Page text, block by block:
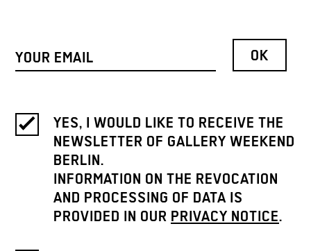
YES, I WOULD LIKE TO RECEIVE THE
NEWSLETTER OF GALLERY WEEKEND
BERLIN.
INFORMATION ON THE REVOCATION
AND PROCESSING OF DATA IS
PROVIDED IN OUR PRIVACY NOTICE.